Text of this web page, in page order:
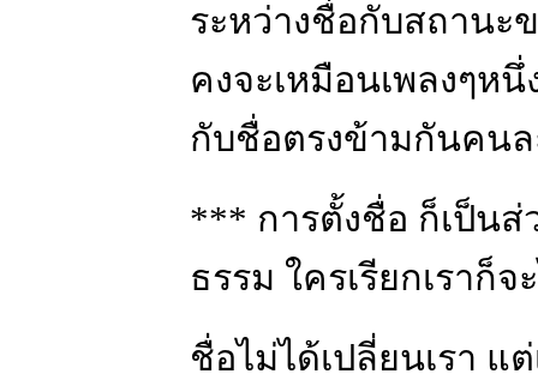
ระหว่างชื่อกับสถานะ
คงจะเหมือนเพลงๆหนึ่
กับชื่อตรงข้ามกันคนล
*** การตั้งชื่อ ก็เป็นส่
ธรรม ใครเรียกเราก็จ
ชื่อไม่ได้เปลี่ยนเรา แ